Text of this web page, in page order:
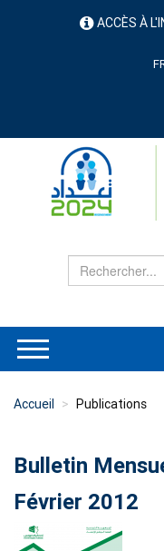
menu ACCÈS À
Accueil Publications
Bulletin
Février 2012